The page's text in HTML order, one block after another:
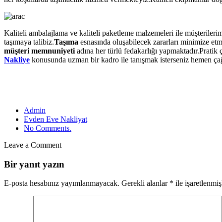
Kaliteli ambalajlama ve kaliteli paketleme malzemeleri ile
taşımaya talibiz.Taşıma esnasında oluşabilecek zararları minimize
müşteri memnuniyeti adına her türlü fedakarlığı
Nakliye konusunda uzman bir kadro ile tanışmak isterseniz hemen
Admin
Evden Eve Nakliyat
No Comments.
Leave a Comment
Bir yanıt yazın
E-posta hesabınız yayımlanmayacak. Gerekli alanlar * ile